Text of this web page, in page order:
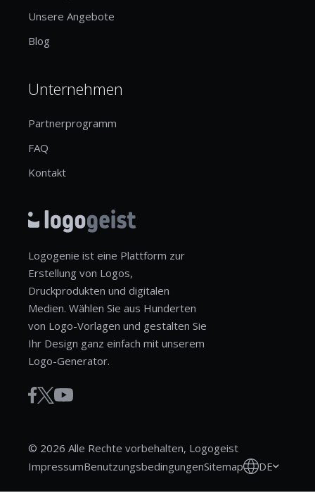
Unsere Angebote
Blog
Unternehmen
Partnerprogramm
FAQ
Kontakt
Logogenie ist eine Plattform zur
Erstellung von Logos,
Druckprodukten und digitalen
Medien. Wählen Sie aus Hunderten
von Logo-Vorlagen und gestalten Sie
Ihr Design ganz einfach mit unserem
Logo-Generator.
© 2026 Alle Rechte vorbehalten, Logogeist
ImpressumBenutzungsbedingungenSitemap DE